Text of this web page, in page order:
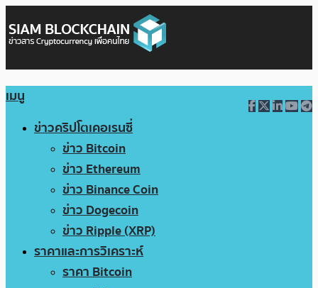
เมนู
ข่าวคริปโตเคอเรนซี่
ข่าว Bitcoin
ข่าว Ethereum
ข่าว Binance Coin
ข่าว Dogecoin
ข่าว Ripple (XRP)
ราคาและการวิเคราะห์
ราคา Bitcoin